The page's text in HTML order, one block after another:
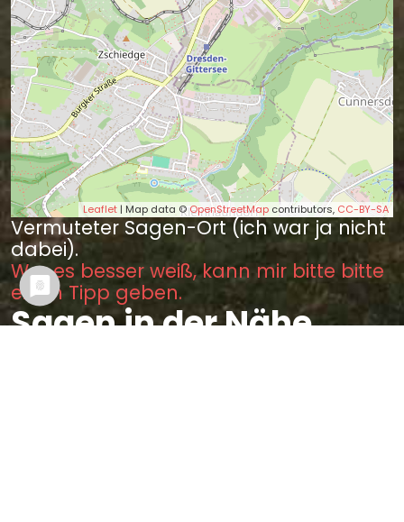
Leaflet | Map data ©OpenStreetMap contributors, CC-BY-SA
Vermuteter Sagen-Ort (ich war ja nicht
dabei).
Wer es besser weiß, kann mir bitte bitte
einen Tipp geben.
Sagen in der Nähe